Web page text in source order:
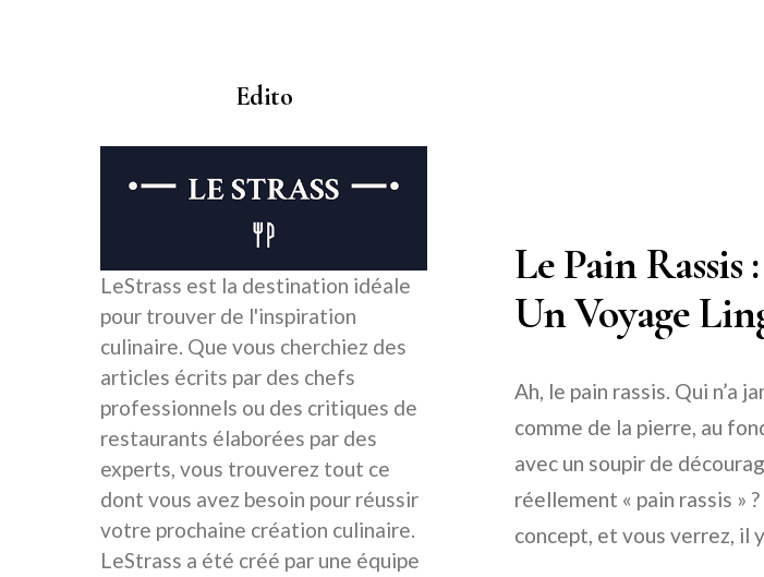
Le Pain Rassis
Un Voyage
Ah, le pain rassis. Qui n’a
comme de la pierre, au
avec un soupir de
réellement « pain rassis »
concept, et vous verrez, il
Edito
LeStrass est la destination idéale
pour trouver de l'inspiration
culinaire. Que vous cherchiez des
articles écrits par des chefs
professionnels ou des critiques de
restaurants élaborées par des
experts, vous trouverez tout ce
dont vous avez besoin pour réussir
votre prochaine création culinaire.
LeStrass a été créé par une équipe